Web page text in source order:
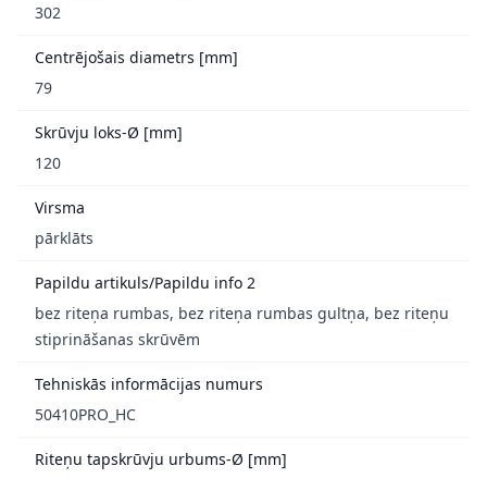
302
Centrējošais diametrs [mm]
79
Skrūvju loks-Ø [mm]
120
Virsma
pārklāts
Papildu artikuls/Papildu info 2
bez riteņa rumbas, bez riteņa rumbas gultņa, bez riteņu
stiprināšanas skrūvēm
Tehniskās informācijas numurs
50410PRO_HC
Riteņu tapskrūvju urbums-Ø [mm]